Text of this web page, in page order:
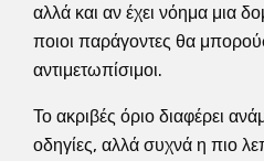
αλλά και αν έχει νόημα μια
ποιοι παράγοντες θα
αντιμετωπίσιμοι.
Το ακριβές όριο διαφέρει
οδηγίες, αλλά συχνά η πιο